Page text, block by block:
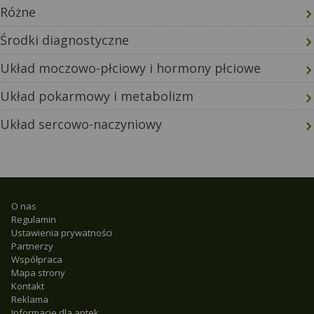
Różne
Środki diagnostyczne
Układ moczowo-płciowy i hormony płciowe
Układ pokarmowy i metabolizm
Układ sercowo-naczyniowy
O nas
Regulamin
Ustawienia prywatności
Partnerzy
Współpraca
Mapa strony
Kontakt
Reklama